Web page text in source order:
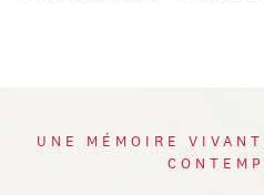
UNE MÉMOIRE